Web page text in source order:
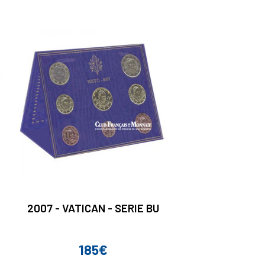
2007 - VATICAN - SERIE BU
Prix
185€